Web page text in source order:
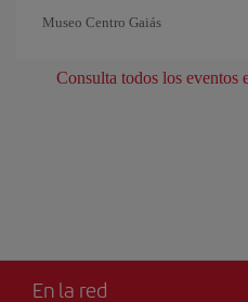
Museo Centro Gaiás
Consulta todos los eventos
En la red